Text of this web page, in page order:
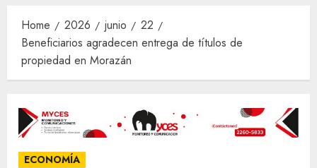
Home 2026 junio
22
Beneficiarios agradecen entrega de títulos de
propiedad en Morazán
ECONOMÍA